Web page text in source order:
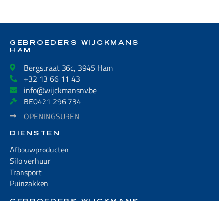
GEBROEDERS WIJCKMANS
HAM
Bergstraat 36c, 3945 Ham
+32 13 66 11 43
info@wijckmansnv.be
BE0421 296 734
OPENINGSUREN
DIENSTEN
Afbouwproducten
Silo verhuur
Transport
Puinzakken